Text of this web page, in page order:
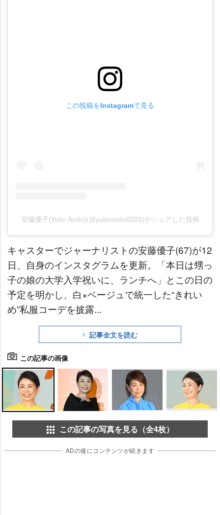
この投稿をInstagramで見る
安藤優子(Yuko Ando)(@yukoando0203)がシェアした投稿
キャスターでジャーナリストの安藤優子(67)が12
日、自身のインスタグラムを更新。「本日は甥っ
子の娘の大学入学祝いに、ランチへ」とこの日の
予定を明かし、白×ベージュで統一した“きれい
め”私服コーデを披露...
記事全文を読む
この記事の画像
この記事の写真を見る（全4枚）
ADの後にコンテンツが続きます